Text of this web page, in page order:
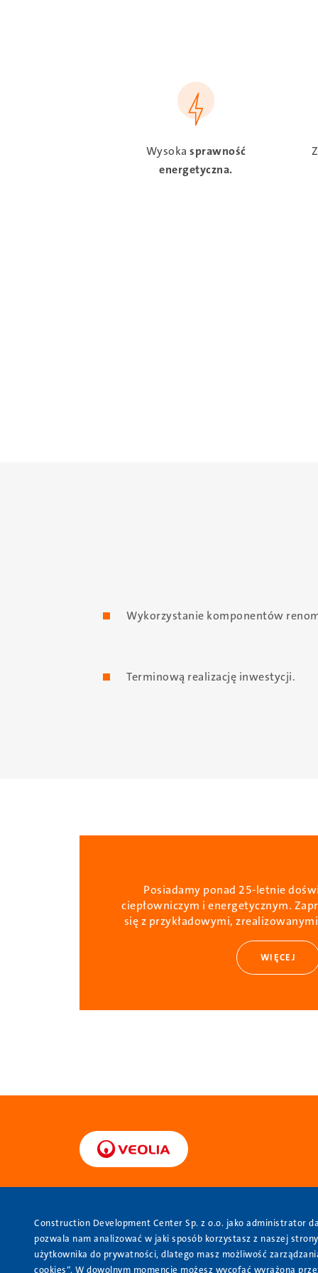
SVG
Wysoka sprawność
energetyczna.
Wykorzystanie komponentów
Terminową realizację inwestycji.
Posiadamy ponad 25-letnie
ciepłowniczym i energetycznym.
się z przykładowymi,
WIĘCEJ
O nas Oferta Nasze realizacje
Construction Development Center Sp. z o.o. jako administrator
pozwala nam analizować w jaki sposób korzystasz z naszej
użytkownika do prywatności, dlatego masz możliwość
cookies”. W dowolnym momencie możesz wycofać wyrażoną